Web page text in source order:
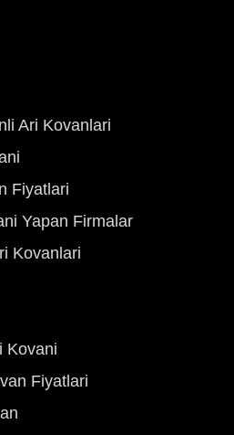
Ari Kovanlari
Fiyatlari
Yapan Firmalar
Kovanlari
Kovani
Fiyatlari